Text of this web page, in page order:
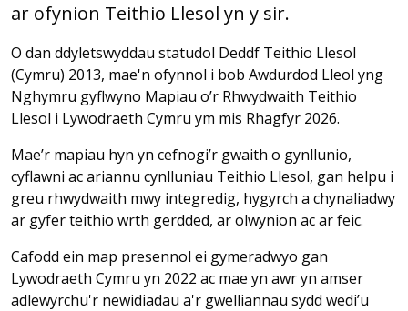
ar ofynion Teithio Llesol yn y sir.
O dan ddyletswyddau statudol Deddf Teithio Llesol
(Cymru) 2013, mae'n ofynnol i bob Awdurdod Lleol yng
Nghymru gyflwyno Mapiau o’r Rhwydwaith Teithio
Llesol i Lywodraeth Cymru ym mis Rhagfyr 2026.
Mae’r mapiau hyn yn cefnogi’r gwaith o gynllunio,
cyflawni ac ariannu cynlluniau Teithio Llesol, gan helpu i
greu rhwydwaith mwy integredig, hygyrch a chynaliadwy
ar gyfer teithio wrth gerdded, ar olwynion ac ar feic.
Cafodd ein map presennol ei gymeradwyo gan
Lywodraeth Cymru yn 2022 ac mae yn awr yn amser
adlewyrchu'r newidiadau a'r gwelliannau sydd wedi’u